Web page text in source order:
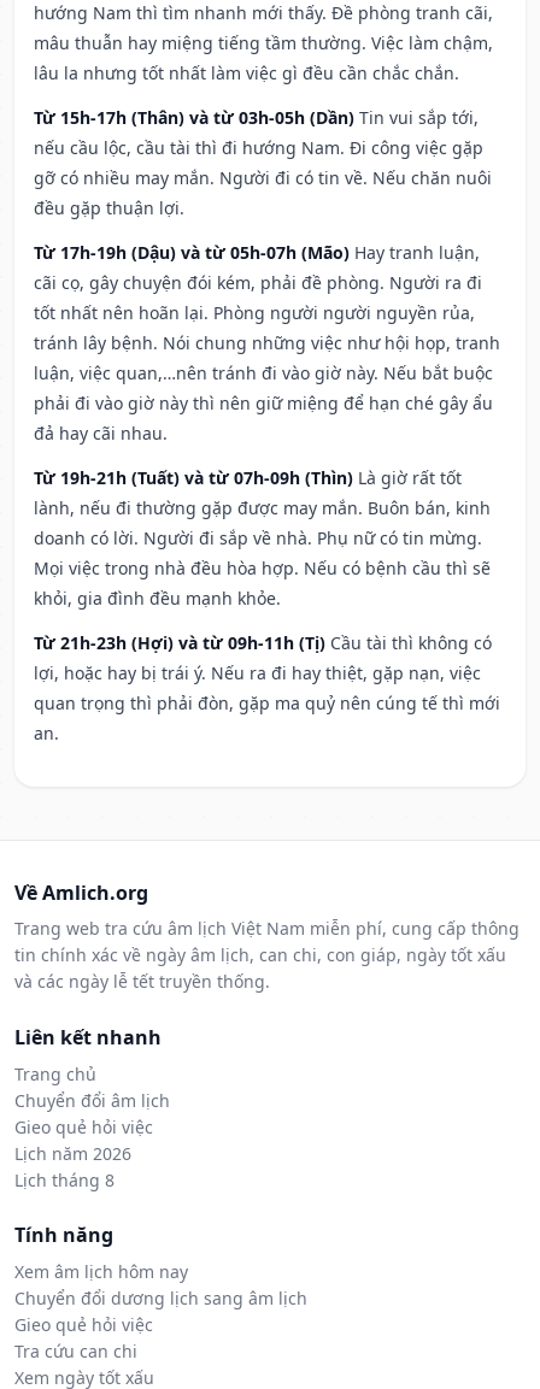
hướng Nam thì tìm nhanh mới thấy. Đề phòng tranh cãi,
mâu thuẫn hay miệng tiếng tầm thường. Việc làm chậm,
lâu la nhưng tốt nhất làm việc gì đều cần chắc chắn.
Từ 15h-17h (Thân) và từ 03h-05h (Dần) Tin vui sắp tới,
nếu cầu lộc, cầu tài thì đi hướng Nam. Đi công việc gặp
gỡ có nhiều may mắn. Người đi có tin về. Nếu chăn nuôi
đều gặp thuận lợi.
Từ 17h-19h (Dậu) và từ 05h-07h (Mão) Hay tranh luận,
cãi cọ, gây chuyện đói kém, phải đề phòng. Người ra đi
tốt nhất nên hoãn lại. Phòng người người nguyền rủa,
tránh lây bệnh. Nói chung những việc như hội họp, tranh
luận, việc quan,…nên tránh đi vào giờ này. Nếu bắt buộc
phải đi vào giờ này thì nên giữ miệng để hạn ché gây ẩu
đả hay cãi nhau.
Từ 19h-21h (Tuất) và từ 07h-09h (Thìn) Là giờ rất tốt
lành, nếu đi thường gặp được may mắn. Buôn bán, kinh
doanh có lời. Người đi sắp về nhà. Phụ nữ có tin mừng.
Mọi việc trong nhà đều hòa hợp. Nếu có bệnh cầu thì sẽ
khỏi, gia đình đều mạnh khỏe.
Từ 21h-23h (Hợi) và từ 09h-11h (Tị) Cầu tài thì không có
lợi, hoặc hay bị trái ý. Nếu ra đi hay thiệt, gặp nạn, việc
quan trọng thì phải đòn, gặp ma quỷ nên cúng tế thì mới
an.
Về Amlich.org
Trang web tra cứu âm lịch Việt Nam miễn phí, cung cấp thông
tin chính xác về ngày âm lịch, can chi, con giáp, ngày tốt xấu
và các ngày lễ tết truyền thống.
Liên kết nhanh
Trang chủ
Chuyển đổi âm lịch
Gieo quẻ hỏi việc
Lịch năm 2026
Lịch tháng 8
Tính năng
Xem âm lịch hôm nay
Chuyển đổi dương lịch sang âm lịch
Gieo quẻ hỏi việc
Tra cứu can chi
Xem ngày tốt xấu